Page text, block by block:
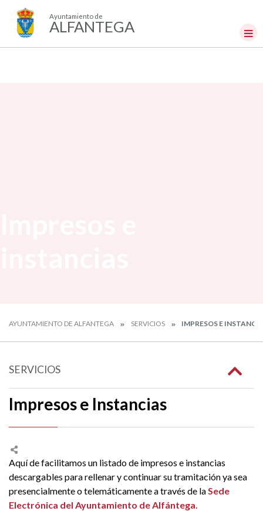
Ayuntamiento de
ALFANTEGA
AYUNTAMIENTO DE ALFANTEGA SERVICIOS IMPRESOS E
SERVICIOS
Impresos e Instancias
Aquí de facilitamos un listado de impresos e instancias
descargables para rellenar y continuar su tramitación ya sea
presencialmente o telemáticamente a través de la Sede
Electrónica del Ayuntamiento de Alfántega.